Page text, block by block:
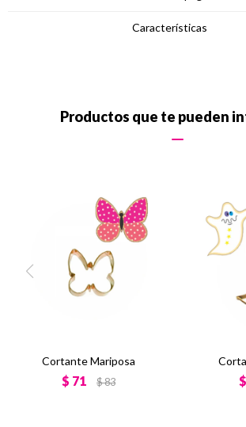
Características
Productos que te pueden
Cortante Mariposa
$ 71 $83 $